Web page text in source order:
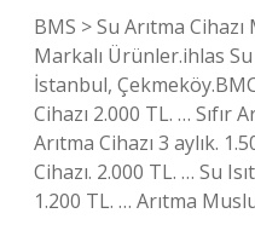
BMS > Su Arıtma
Markalı Ürünler.ihlas Su
İstanbul,
Cihazı 2.000 TL. … Sıfır
Arıtma Cihazı 3 aylık.
Cihazı. 2.000 TL. … Su
1.200 TL. … Arıtma